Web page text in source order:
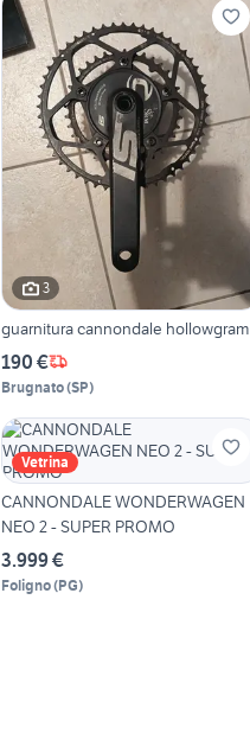
3
guarnitura cannondale hollowgram
190 €
Brugnato(SP)
Vetrina
CANNONDALE WONDERWAGEN
NEO 2 - SUPER PROMO
3.999 €
Foligno(PG)